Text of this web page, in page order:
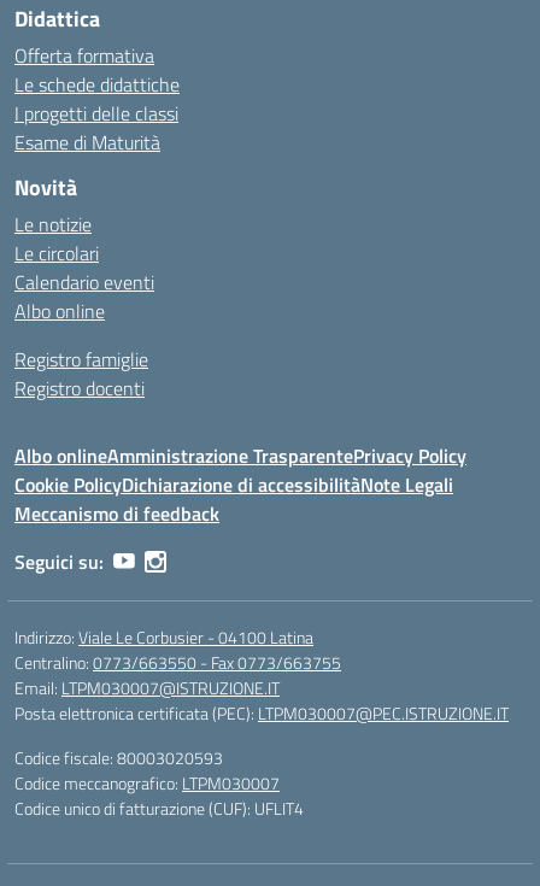
Didattica
Offerta formativa
Le schede didattiche
I progetti delle classi
Esame di Maturità
Novità
Le notizie
Le circolari
Calendario eventi
Albo online
Registro famiglie
Registro docenti
Albo onlineAmministrazione TrasparentePrivacy Policy
Cookie PolicyDichiarazione di accessibilitàNote Legali
Meccanismo di feedback
Seguici su:
Indirizzo:Viale Le Corbusier - 04100 Latina
Centralino:0773/663550 - Fax 0773/663755
Email: LTPM030007@ISTRUZIONE.IT
Posta elettronica certificata (PEC): LTPM030007@PEC.ISTRUZIONE.IT
Codice fiscale: 80003020593
Codice meccanografico: LTPM030007
Codice unico di fatturazione (CUF): UFLIT4